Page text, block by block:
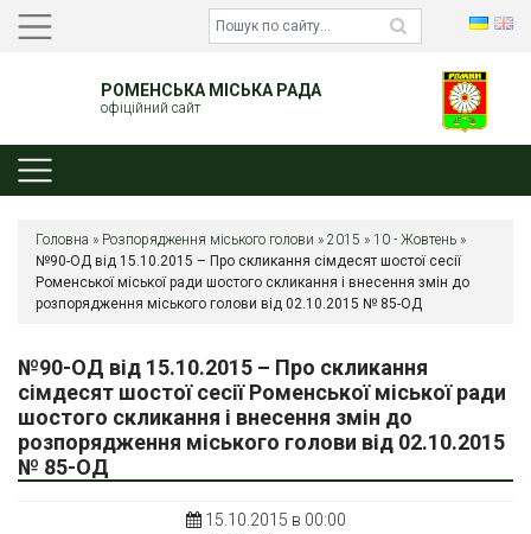
РОМЕНСЬКА МІСЬКА РАДА
офіційний сайт
Головна » Розпорядження міського голови » 2015 » 10 - Жовтень »
№90-ОД від 15.10.2015 – Про скликання сімдесят шостої сесії
Роменської міської ради шостого скликання і внесення змін до
розпорядження міського голови від 02.10.2015 № 85-ОД
№90-ОД від 15.10.2015 – Про скликання
сімдесят шостої сесії Роменської міської ради
шостого скликання і внесення змін до
розпорядження міського голови від 02.10.2015
№ 85-ОД
15.10.2015 в 00:00